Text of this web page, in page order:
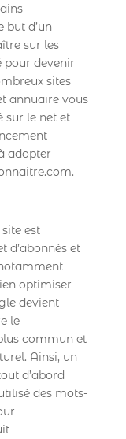
but d’un
sur les
pour devenir
sites
annuaire vous
sur le net et
adopter
est
d’abonnés et
optimiser
devient
le
commun et
Ainsi, un
d’abord
des mots-